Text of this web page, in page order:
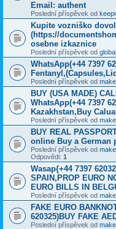
Email: authent
Poslední příspěvek od
Kupite vozniško
(https://
osebne izkaznice
Poslední příspěvek od
WhatsApp(+44 7397
Poslední příspěvek od
BUY (USA MADE)
WhatsApp(+44 7397
Kazakhstan,Buy
Poslední příspěvek od
BUY REAL
online Buy a German
Poslední příspěvek od
Odpovědi: 1
Wasap{+44 7397
SPAIN,PROP EURO
EURO BILLS IN
Poslední příspěvek od
FAKE EURO
620325)BUY FAKE
Poslední příspěvek od